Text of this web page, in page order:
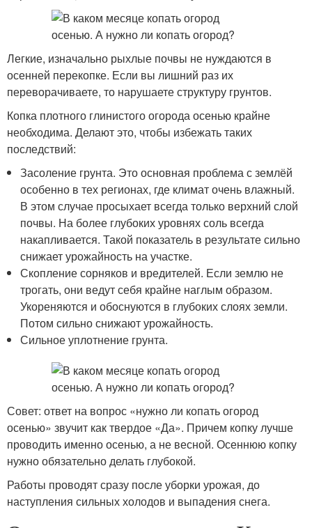
Легкие, изначально рыхлые почвы не нуждаются в
осенней перекопке. Если вы лишний раз их
переворачиваете, то нарушаете структуру грунтов.
Копка плотного глинистого огорода осенью крайне
необходима. Делают это, чтобы избежать таких
последствий:
Засоление грунта. Это основная проблема с землёй
особенно в тех регионах, где климат очень влажный.
В этом случае просыхает всегда только верхний слой
почвы. На более глубоких уровнях соль всегда
накапливается. Такой показатель в результате сильно
снижает урожайность на участке.
Скопление сорняков и вредителей. Если землю не
трогать, они ведут себя крайне наглым образом.
Укореняются и обоснуются в глубоких слоях земли.
Потом сильно снижают урожайность.
Сильное уплотнение грунта.
Совет: ответ на вопрос «нужно ли копать огород
осенью» звучит как твердое «Да». Причем копку лучше
проводить именно осенью, а не весной. Осеннюю копку
нужно обязательно делать глубокой.
Работы проводят сразу после уборки урожая, до
наступления сильных холодов и выпадения снега.